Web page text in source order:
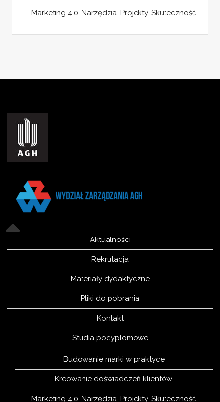
Marketing 4.0. Narzędzia. Projekty. Skuteczność
Aktualności
Rekrutacja
Materiały dydaktyczne
Pliki do pobrania
Kontakt
Studia podyplomowe
Budowanie marki w praktyce
Kreowanie doświadczeń klientów
Marketing 4.0. Narzędzia. Projekty. Skuteczność